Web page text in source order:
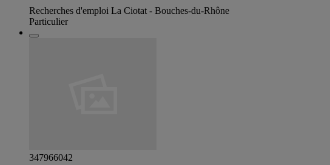
Recherches d'emploi La Ciotat - Bouches-du-Rhône
Particulier
347966042